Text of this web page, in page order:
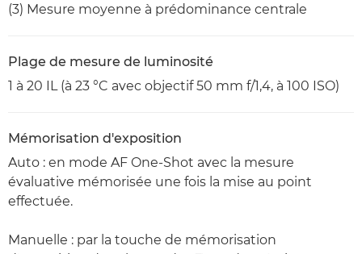
(3) Mesure moyenne à prédominance centrale
Plage de mesure de luminosité
1 à 20 IL (à 23 °C avec objectif 50 mm f/1,4, à 100 ISO)
Mémorisation d'exposition
Auto : en mode AF One-Shot avec la mesure
évaluative mémorisée une fois la mise au point
effectuée.
Manuelle : par la touche de mémorisation